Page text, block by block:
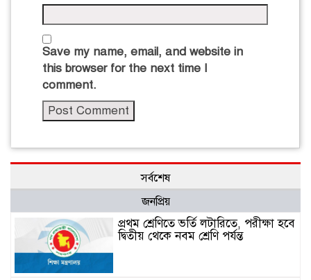
Save my name, email, and website in
this browser for the next time I
comment.
সর্বশেষ
জনপ্রিয়
প্রথম শ্রেণিতে ভর্তি লটারিতে, পরীক্ষা হবে
দ্বিতীয় থেকে নবম শ্রেণি পর্যন্ত